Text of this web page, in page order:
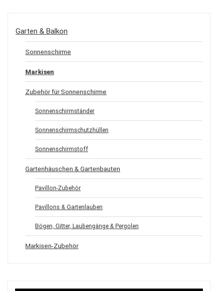
Garten & Balkon
Sonnenschirme
Markisen
Zubehör für Sonnenschirme
Sonnenschirmständer
Sonnenschirmschutzhüllen
Sonnenschirmstoff
Gartenhäuschen & Gartenbauten
Pavillon-Zubehör
Pavillons & Gartenlauben
Bögen, Gitter, Laubengänge & Pergolen
Markisen-Zubehör